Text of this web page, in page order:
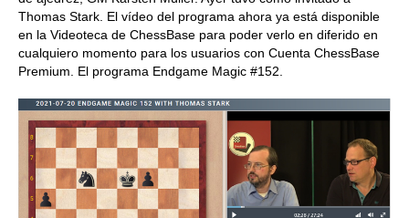
Thomas Stark. El vídeo del programa ahora ya está disponible
en la Videoteca de ChessBase para poder verlo en diferido en
cualquiero momento para los usuarios con Cuenta ChessBase
Premium. El programa Endgame Magic #152.